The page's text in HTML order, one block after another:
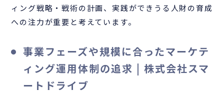
ィング戦略・戦術の計画、実践ができうる人財の育成
への注力が重要と考えています。
事業フェーズや規模に合ったマーケテ
ィング運用体制の追求 | 株式会社スマ
ートドライブ